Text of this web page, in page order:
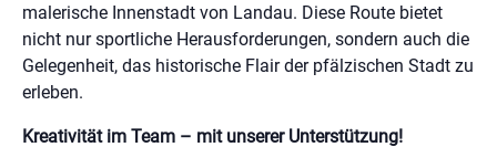
malerische Innenstadt von Landau. Diese Route bietet
nicht nur sportliche Herausforderungen, sondern auch die
Gelegenheit, das historische Flair der pfälzischen Stadt zu
erleben.
Kreativität im Team – mit unserer Unterstützung!